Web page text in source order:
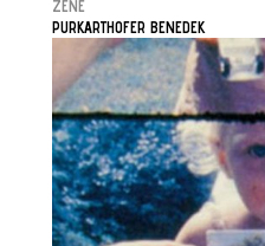
ZENE
PURKARTHOFER BENEDEK